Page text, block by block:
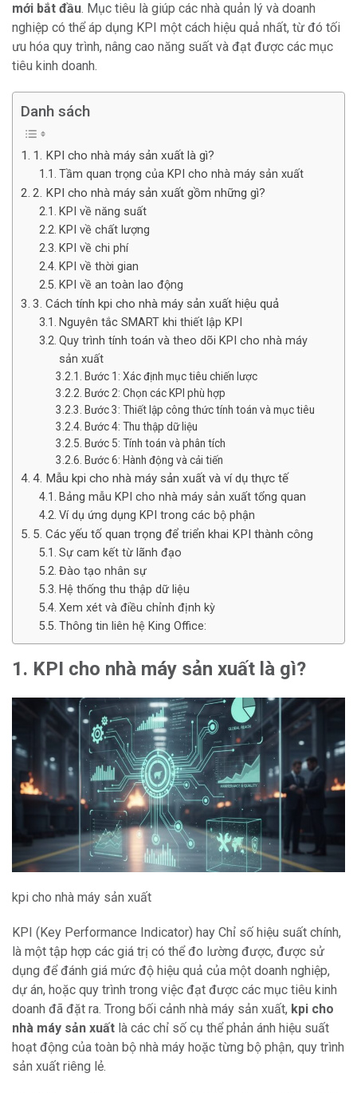
mới bắt đầu. Mục tiêu là giúp các nhà quản lý và doanh
nghiệp có thể áp dụng KPI một cách hiệu quả nhất, từ đó tối
ưu hóa quy trình, nâng cao năng suất và đạt được các mục
tiêu kinh doanh.
Danh sách
1. KPI cho nhà máy sản xuất là gì?
Tầm quan trọng của KPI cho nhà máy sản xuất
2. KPI cho nhà máy sản xuất gồm những gì?
KPI về năng suất
KPI về chất lượng
KPI về chi phí
KPI về thời gian
KPI về an toàn lao động
3. Cách tính kpi cho nhà máy sản xuất hiệu quả
Nguyên tắc SMART khi thiết lập KPI
Quy trình tính toán và theo dõi KPI cho nhà máy
sản xuất
Bước 1: Xác định mục tiêu chiến lược
Bước 2: Chọn các KPI phù hợp
Bước 3: Thiết lập công thức tính toán và mục tiêu
Bước 4: Thu thập dữ liệu
Bước 5: Tính toán và phân tích
Bước 6: Hành động và cải tiến
4. Mẫu kpi cho nhà máy sản xuất và ví dụ thực tế
Bảng mẫu KPI cho nhà máy sản xuất tổng quan
Ví dụ ứng dụng KPI trong các bộ phận
5. Các yếu tố quan trọng để triển khai KPI thành công
Sự cam kết từ lãnh đạo
Đào tạo nhân sự
Hệ thống thu thập dữ liệu
Xem xét và điều chỉnh định kỳ
Thông tin liên hệ King Office:
1. KPI cho nhà máy sản xuất là gì?
kpi cho nhà máy sản xuất
KPI (Key Performance Indicator) hay Chỉ số hiệu suất chính,
là một tập hợp các giá trị có thể đo lường được, được sử
dụng để đánh giá mức độ hiệu quả của một doanh nghiệp,
dự án, hoặc quy trình trong việc đạt được các mục tiêu kinh
doanh đã đặt ra. Trong bối cảnh nhà máy sản xuất, kpi cho
nhà máy sản xuất là các chỉ số cụ thể phản ánh hiệu suất
hoạt động của toàn bộ nhà máy hoặc từng bộ phận, quy trình
sản xuất riêng lẻ.